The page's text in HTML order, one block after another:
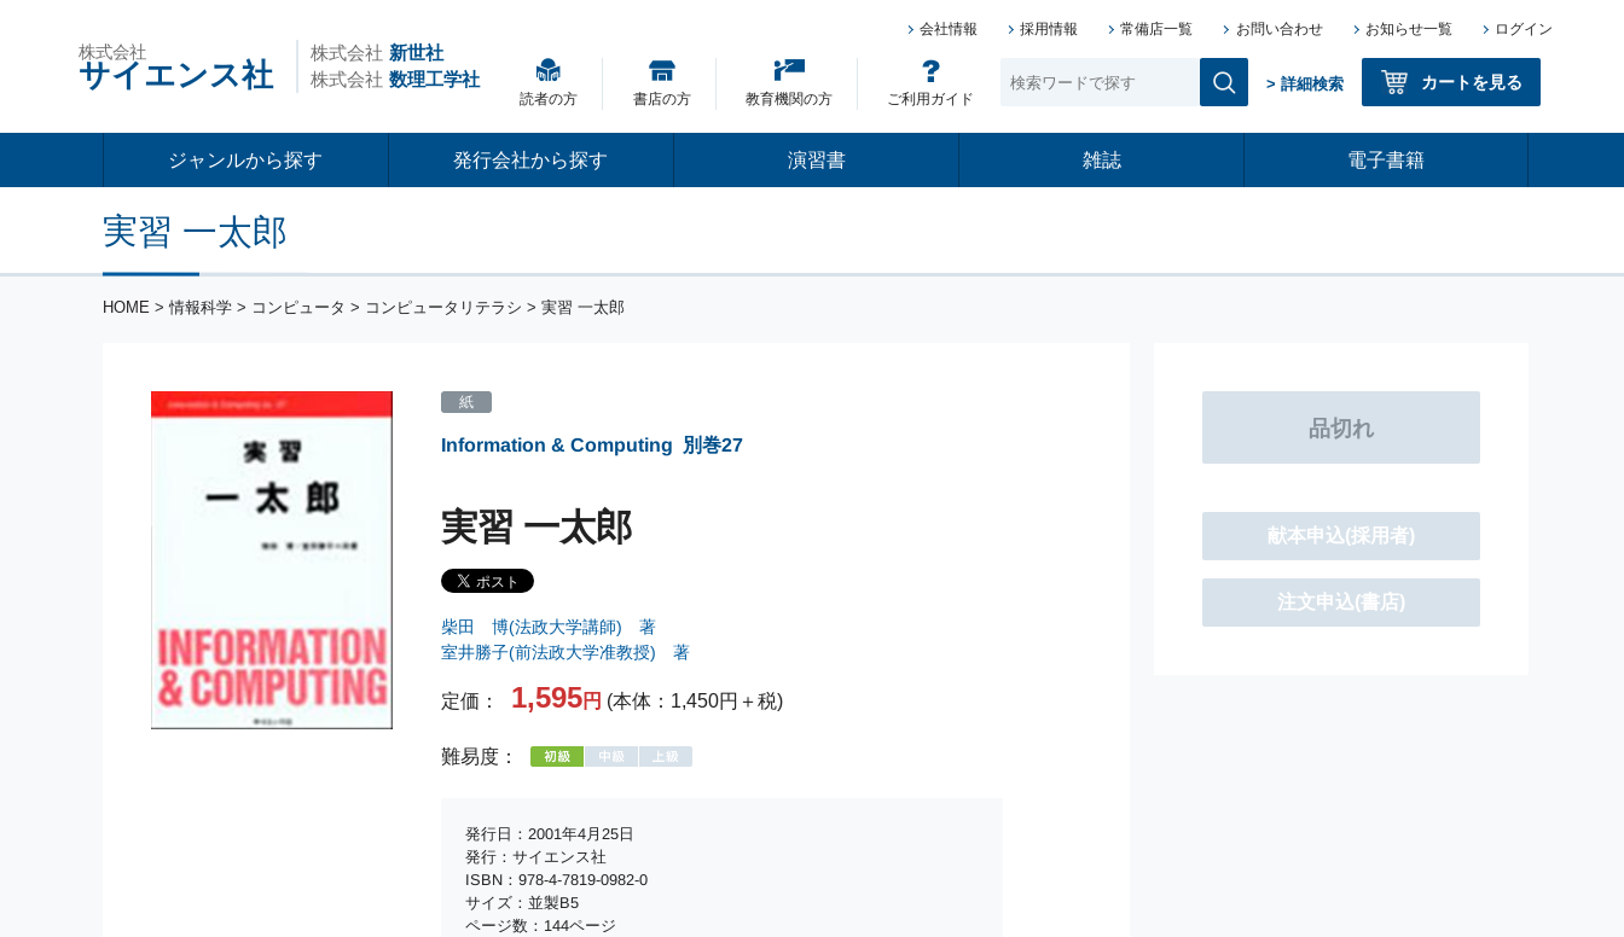
株式会社
サイエンス社
株式会社 新世社
株式会社 数理工学社
会社情報 採用情報 常備店一覧 お問い合わせ お知らせ一覧 ログイン
読者の方 書店の方 教育機関の方 ご利用ガイド
> 詳細検索 カートを見る
ジャンルから探す 発行会社から探す 演習書 雑誌 電子書籍
実習 一太郎
HOME >情報科学 > コンピュータ > コンピュータリテラシ > 実習 一太郎
紙
Information & Computing 別巻27
実習 一太郎
柴田 博(法政大学講師) 著
室井勝子(前法政大学准教授) 著
定価： 1,595円 (本体：1,450円＋税)
難易度：
発行日：2001年4月25日
発行：サイエンス社
ISBN：978-4-7819-0982-0
サイズ：並製B5
ページ数：144ページ
献本申込(採用者)
注文申込(書店)